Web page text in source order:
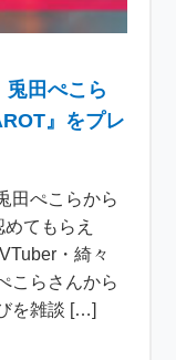
兎田ぺこら
』をプレ
田ぺこらから
てもらえ
・綺々
こらさんから
を雑談 […]